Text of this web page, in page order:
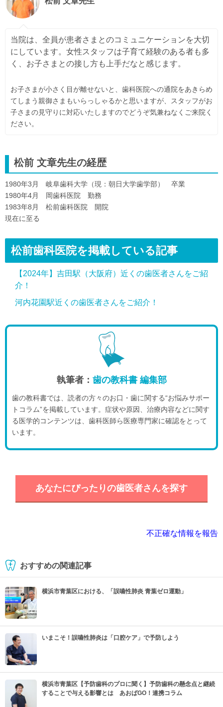
当院は、全員が患者さまとのコミュニケーションを大切
にしています。女性スタッフは子育て経験のある者も多
く、お子さまとの接し方も上手だなと感じます。
お子さまが小さく目が離せないと、歯科医院への通院をあきらめ
てしまう親御さまもいらっしゃるかと思いますが、スタッフがお
子さまの見守りに対応いたしますのでどうぞ気兼ねなくご来院く
ださい。
松前 文章先生の経歴
1980年3月 岐阜歯科大学（現：朝日大学歯学部） 卒業
1980年4月 岡歯科医院 勤務
1983年8月 松前歯科医院 開院
現在に至る
松前歯科医院を掲載している記事
【2024年】吉田駅（大阪府）近くの歯医者さんをご紹
介！
河内花園駅近くの歯医者さんをご紹介！
執筆者： 歯の教科書 編集部
歯の教科書では、読者の方々のお口・歯に関する“お悩みサポー
トコラム”を掲載しています。症状や原因、治療内容などに関す
る医学的コンテンツは、歯科医師ら医療専門家に確認をとって
います。
あなたにぴったりの歯医者さんを探す
不正確な情報を報告
おすすめの関連記事
横浜市青葉区における、「誤嚥性肺炎 青葉ゼロ運動」
いまこそ！誤嚥性肺炎は「口腔ケア」で予防しよう
横浜市青葉区【予防歯科のプロに聞く】予防歯科の懸念点と継続
することで与える影響とは あおばGO！連携コラム